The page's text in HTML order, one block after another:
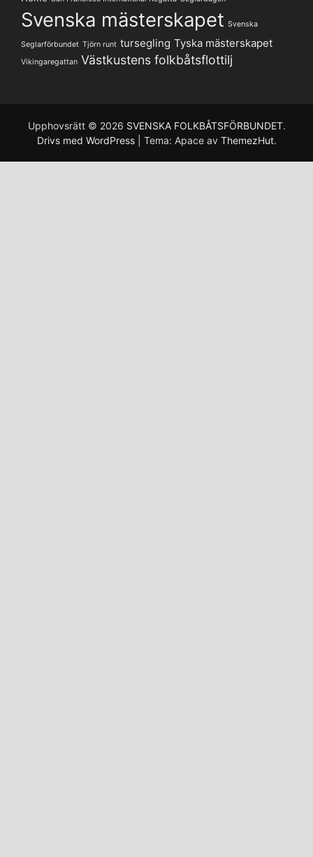
Svenska mästerskapet Svenska
Seglarförbundet Tjörn runt tursegling Tyska mästerskapet
Vikingaregattan Västkustens folkbåtsflottilj
Upphovsrätt © 2026 SVENSKA FOLKBÅTSFÖRBUNDET.
Drivs med WordPress
Tema: Apace av ThemezHut.